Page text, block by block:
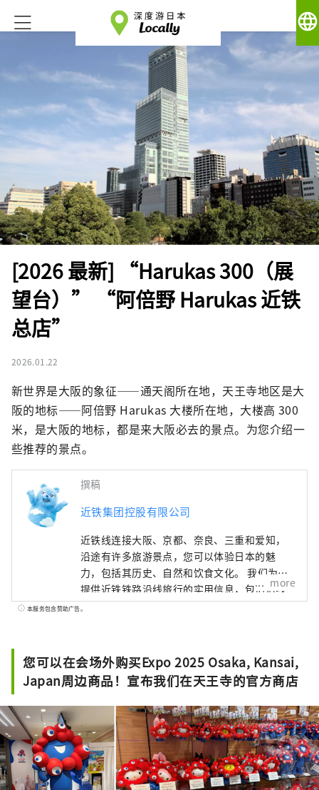
language
[2026 最新] “Harukas 300（展
望台）” “阿倍野 Harukas 近铁
总店”
2026.01.22
新世界是大阪的象征——通天阁所在地，天王寺地区是大
阪的地标——阿倍野 Harukas 大楼所在地，大楼高 300
米，是大阪的地标，都是来大阪必去的景点。为您介绍一
些推荐的景点。
撰稿
近铁集团控股有限公司
近铁线连接大阪、京都、奈良、三重和爱知，
沿途有许多旅游景点，您可以体验日本的魅
力，包括其历史、自然和饮食文化。 我们为您
提供近铁铁路沿线旅行的实用信息，包括沿线
观光景点、推荐餐厅和酒店，以及有用的旅行
屿，景色宁静优美，是理想的游船目的地。
more
本服务包含赞助广告。
您可以在会场外购买Expo 2025 Osaka, Kansai,
Japan周边商品！宣布我们在天王寺的官方商店